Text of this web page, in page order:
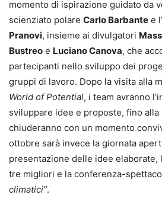
momento di ispirazione guidato da
scienziato polare Carlo Barbante e
Pranovi, insieme ai divulgatori
Bustreo e Luciano Canova, che
partecipanti nello sviluppo dei
gruppi di lavoro. Dopo la visita alla
World of Potential, i team avranno
sviluppare idee e proposte, fino
chiuderanno con un momento
ottobre sarà invece la giornata
presentazione delle idee elaborate,
tre migliori e la conferenza-
climatici”.